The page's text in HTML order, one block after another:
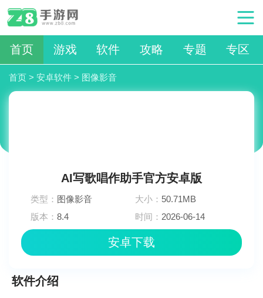
首页 游戏 软件 攻略 专题 专区
首页 > 安卓软件 > 图像影音
AI写歌唱作助手官方安卓版
类型： 图像影音 大小： 50.71MB
版本：8.4 时间： 2026-06-14
安卓下载
软件介绍